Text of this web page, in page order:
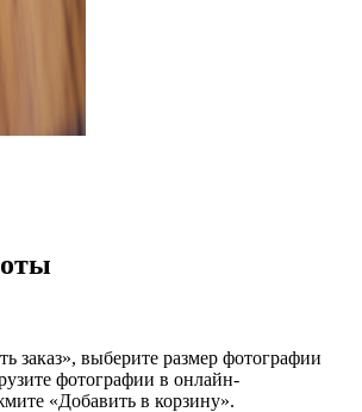
заказ», выберите размер фотографии
фотографии в онлайн-
«Добавить в корзину».